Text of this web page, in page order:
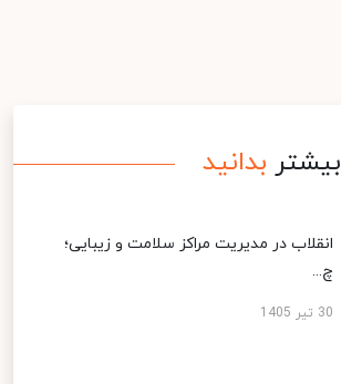
بیشتر بدانید
انقلاب در مدیریت مراکز سلامت و زیبایی؛
چ...
30 تیر 1405